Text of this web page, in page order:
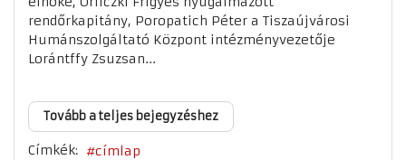
rendőrkapitány, Poropatich Péter a Tiszaújvárosi
Humánszolgáltató Központ intézményvezetője
Lorántffy Zsuzsan...
Tovább a teljes bejegyzéshez
Címkék: címlap